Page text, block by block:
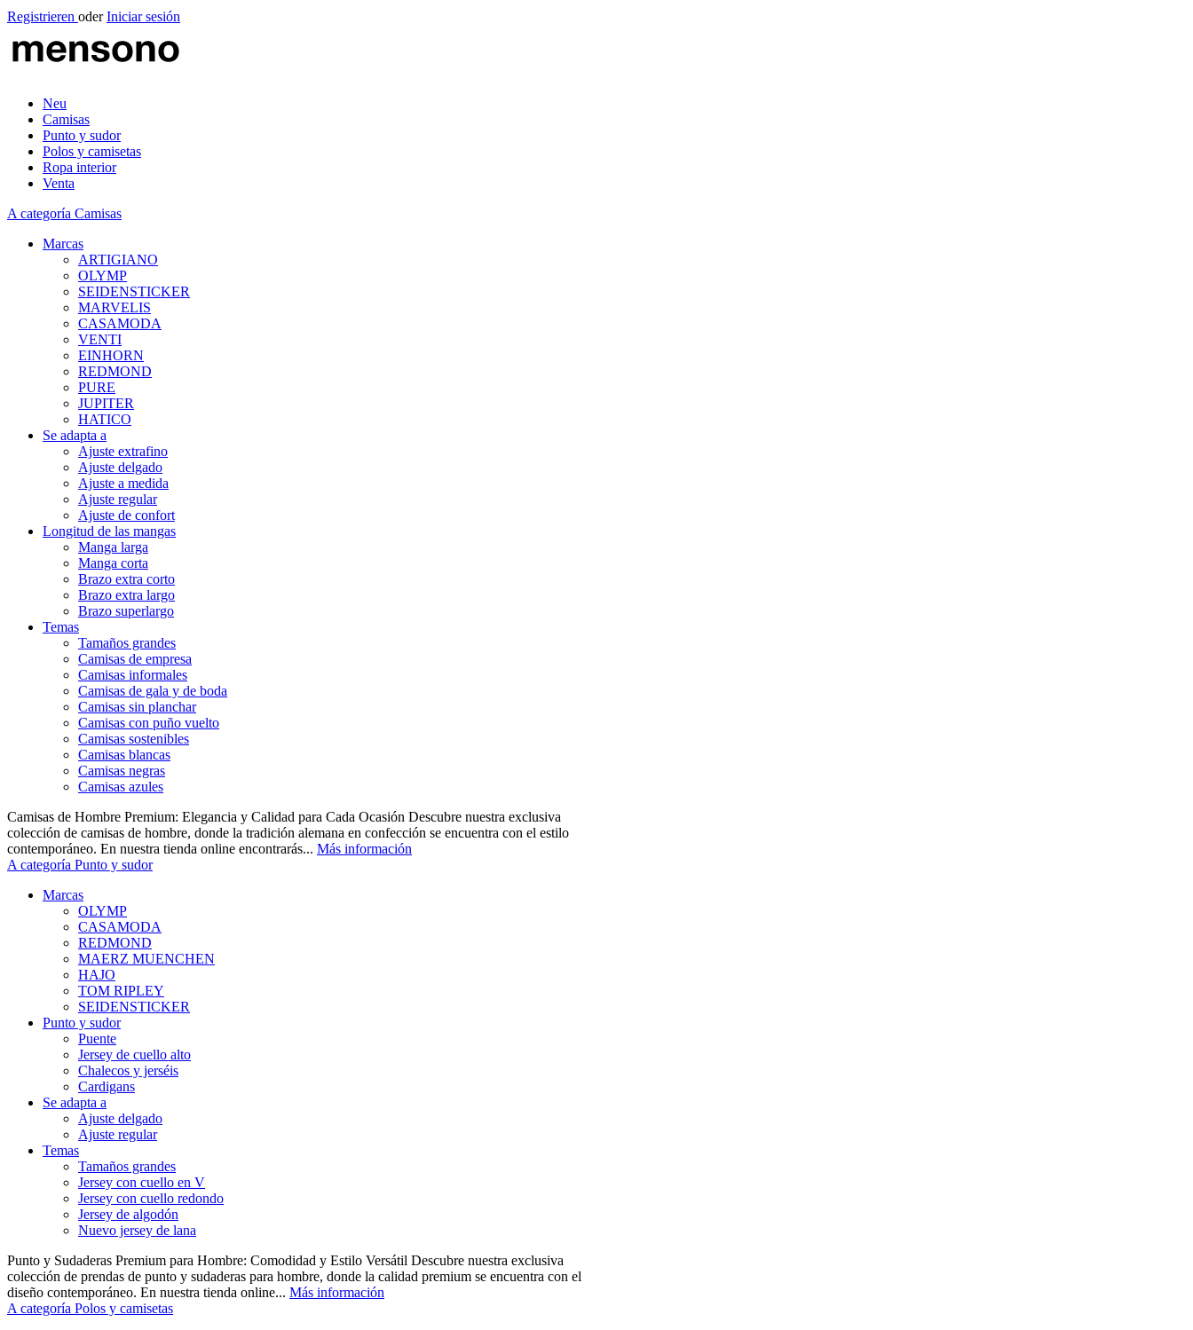
Registrieren oder Iniciar sesión
Neu
Camisas
Punto y sudor
Polos y camisetas
Ropa interior
Venta
A categoría Camisas
Marcas
ARTIGIANO
OLYMP
SEIDENSTICKER
MARVELIS
CASAMODA
VENTI
EINHORN
REDMOND
PURE
JUPITER
HATICO
Se adapta a
Ajuste extrafino
Ajuste delgado
Ajuste a medida
Ajuste regular
Ajuste de confort
Longitud de las mangas
Manga larga
Manga corta
Brazo extra corto
Brazo extra largo
Brazo superlargo
Temas
Tamaños grandes
Camisas de empresa
Camisas informales
Camisas de gala y de boda
Camisas sin planchar
Camisas con puño vuelto
Camisas sostenibles
Camisas blancas
Camisas negras
Camisas azules
Camisas de Hombre Premium: Elegancia y Calidad para Cada Ocasión Descubre nuestra exclusiva
colección de camisas de hombre, donde la tradición alemana en confección se encuentra con el estilo
contemporáneo. En nuestra tienda online encontrarás... Más información
A categoría Punto y sudor
Marcas
OLYMP
CASAMODA
REDMOND
MAERZ MUENCHEN
HAJO
TOM RIPLEY
SEIDENSTICKER
Punto y sudor
Puente
Jersey de cuello alto
Chalecos y jerséis
Cardigans
Se adapta a
Ajuste delgado
Ajuste regular
Temas
Tamaños grandes
Jersey con cuello en V
Jersey con cuello redondo
Jersey de algodón
Nuevo jersey de lana
Punto y Sudaderas Premium para Hombre: Comodidad y Estilo Versátil Descubre nuestra exclusiva
colección de prendas de punto y sudaderas para hombre, donde la calidad premium se encuentra con el
diseño contemporáneo. En nuestra tienda online... Más información
A categoría Polos y camisetas